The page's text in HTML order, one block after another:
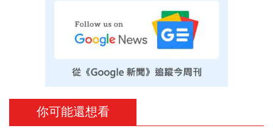
你可能還想看